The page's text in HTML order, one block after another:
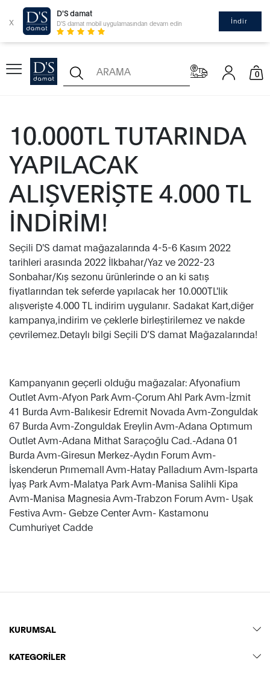
x
D'S damat
D'S damat mobil uygulamasından devam edin İndir
0
10.000TL TUTARINDA
YAPILACAK
ALIŞVERİŞTE 4.000 TL
İNDİRİM!
Seçili D'S damat mağazalarında 4-5-6 Kasım 2022
tarihleri arasında 2022 İlkbahar/Yaz ve 2022-23
Sonbahar/Kış sezonu ürünlerinde o an ki satış
fiyatlarından tek seferde yapılacak her 10.000TL'lik
alışverişte 4.000 TL indirim uygulanır. Sadakat Kart,diğer
kampanya,indirim ve çeklerle birleştirilemez ve nakde
çevrilemez.Detaylı bilgi Seçili D’S damat Mağazalarında!
Kampanyanın geçerli olduğu mağazalar: Afyonafium
Outlet Avm-Afyon Park Avm-Çorum Ahl Park Avm-İzmit
41 Burda Avm-Balıkesir Edremit Novada Avm-Zonguldak
67 Burda Avm-Zonguldak Ereylin Avm-Adana Optımum
Outlet Avm-Adana Mithat Saraçoğlu Cad.-Adana 01
Burda Avm-Giresun Merkez-Aydın Forum Avm-
İskenderun Prımemall Avm-Hatay Palladıum Avm-Isparta
İyaş Park Avm-Malatya Park Avm-Manisa Salihli Kipa
Avm-Manisa Magnesia Avm-Trabzon Forum Avm- Uşak
Festiva Avm- Gebze Center Avm- Kastamonu
Cumhuriyet Cadde
KURUMSAL
KATEGORİLER